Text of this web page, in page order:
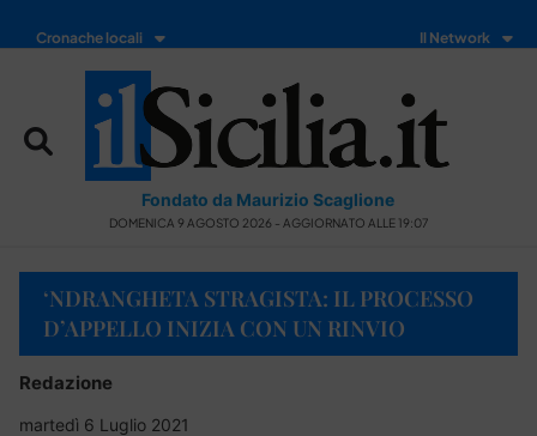
Cronache locali Il Network
Fondato da Maurizio Scaglione
DOMENICA 9 AGOSTO 2026 - AGGIORNATO ALLE 19:07
‘NDRANGHETA STRAGISTA: IL PROCESSO
D’APPELLO INIZIA CON UN RINVIO
Redazione
martedì 6 Luglio 2021